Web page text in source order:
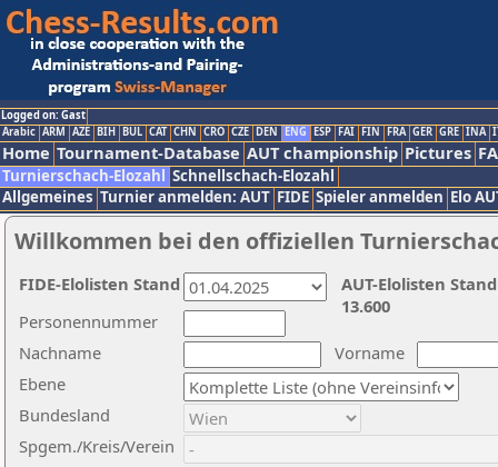
Logged on: Gast
Arabic ARM AZE BIH BUL CAT CHN CRO CZE DEN ENG ESP FAI FIN FRA GER GRE INA
Home Tournament-Database AUT championship Pictures
Turnierschach-Elozahl Schnellschach-Elozahl
Allgemeines Turnier anmelden: AUT FIDE Spieler anmelden Elo
Willkommen bei den offiziellen
Nachname
Vorname
Ebene
Personennummer
Bundesland
Spgem./Kreis/Verein
AUT-Elolisten
13.600
FIDE-Elolisten Stand